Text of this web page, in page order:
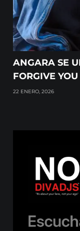
ANGARA SE
FORGIVE YOU
22 ENERO, 2026